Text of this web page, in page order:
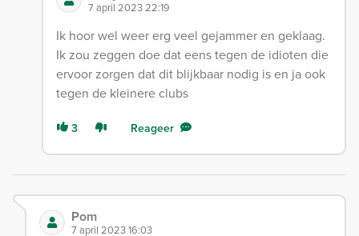
7 april 2023 22:19
Ik hoor wel weer erg veel gejammer en geklaag.
Ik zou zeggen doe dat eens tegen de idioten die
ervoor zorgen dat dit blijkbaar nodig is en ja ook
tegen de kleinere clubs
3 Reageer
Pom
7 april 2023 16:03